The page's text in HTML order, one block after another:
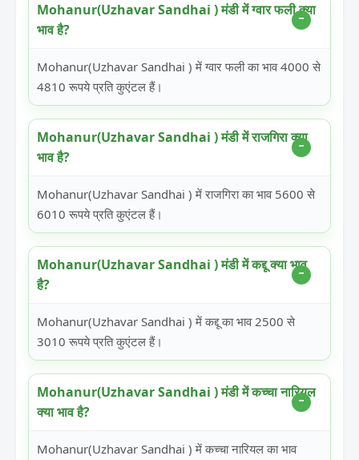
Mohanur(Uzhavar Sandhai ) मंडी में ग्वार फली क्या
भाव है?
Mohanur(Uzhavar Sandhai ) में ग्वार फली का भाव 4000 से
4810 रूपये प्रति कुएंटल हैं।
Mohanur(Uzhavar Sandhai ) मंडी में राजगिरा क्या
भाव है?
Mohanur(Uzhavar Sandhai ) में राजगिरा का भाव 5600 से
6010 रूपये प्रति कुएंटल हैं।
Mohanur(Uzhavar Sandhai ) मंडी में कद्दू क्या भाव
है?
Mohanur(Uzhavar Sandhai ) में कद्दू का भाव 2500 से
3010 रूपये प्रति कुएंटल हैं।
Mohanur(Uzhavar Sandhai ) मंडी में कच्चा नारियल
क्या भाव है?
Mohanur(Uzhavar Sandhai ) में कच्चा नारियल का भाव